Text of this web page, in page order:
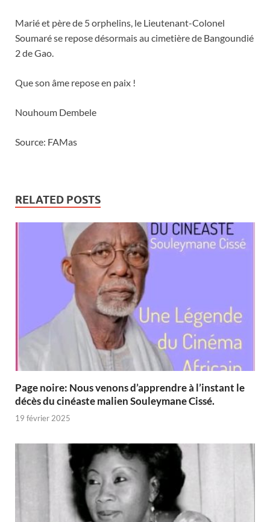
Marié et père de 5 orphelins, le Lieutenant-Colonel
Soumaré se repose désormais au cimetière de Bangoundié
2 de Gao.
Que son âme repose en paix !
Nouhoum Dembele
Source: FAMas
RELATED POSTS
Page noire: Nous venons d’apprendre à l’instant le
décès du cinéaste malien Souleymane Cissé.
19 février 2025